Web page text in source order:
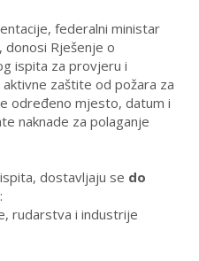
federalni ministar
Rješenje o
ispita za provjeru i
zaštite od požara za
određeno mjesto, datum i
naknade za polaganje
dostavljaju se do
rudarstva i industrije